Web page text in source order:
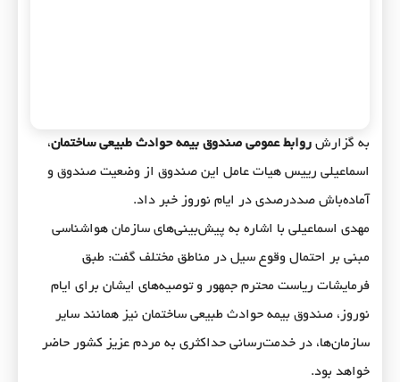
به گزارش روابط عمومی صندوق بیمه حوادث طبیعی ساختمان،
اسماعیلی رییس هیات عامل این صندوق از وضعیت صندوق و
آماده‌باش صددرصدی در ایام نوروز خبر داد.
مهدی اسماعیلی با اشاره به پیش‌بینی‌های سازمان هواشناسی
مبنی بر احتمال وقوع سیل در مناطق مختلف گفت: طبق
فرمایشات ریاست محترم جمهور و توصیه‌های ایشان برای ایام
نوروز، صندوق بیمه حوادث طبیعی ساختمان نیز همانند سایر
سازمان‌ها، در خدمت‌رسانی حداکثری به مردم عزیز کشور حاضر
خواهد بود.